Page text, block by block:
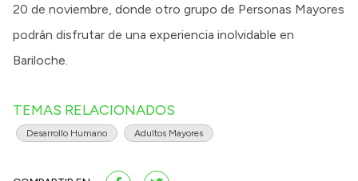
20 de noviembre, donde otro grupo de Personas Mayores
podrán disfrutar de una experiencia inolvidable en
Bariloche.
TEMAS RELACIONADOS
Desarrollo Humano Adultos Mayores